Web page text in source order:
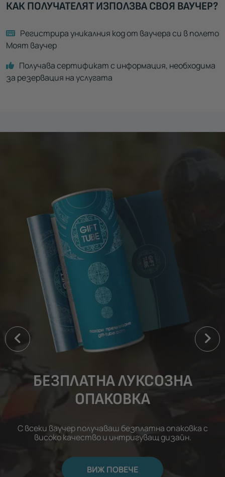
КАК ПОЛУЧАТЕЛЯТ ИЗПОЛЗВА СВОЯ ВАУЧЕР?
Регистрира уникалния код от ваучера си в полето
Моят ваучер
Получава сертификат с информация, необходима
за резервация на услугата
БЕЗПЛАТНА ЛУКСОЗНА
ОПАКОВКА
С всеки ваучер получаваш безплатна опаковка с
високо качество и интригуващ дизайн.
ВИЖ ПОВЕЧЕ